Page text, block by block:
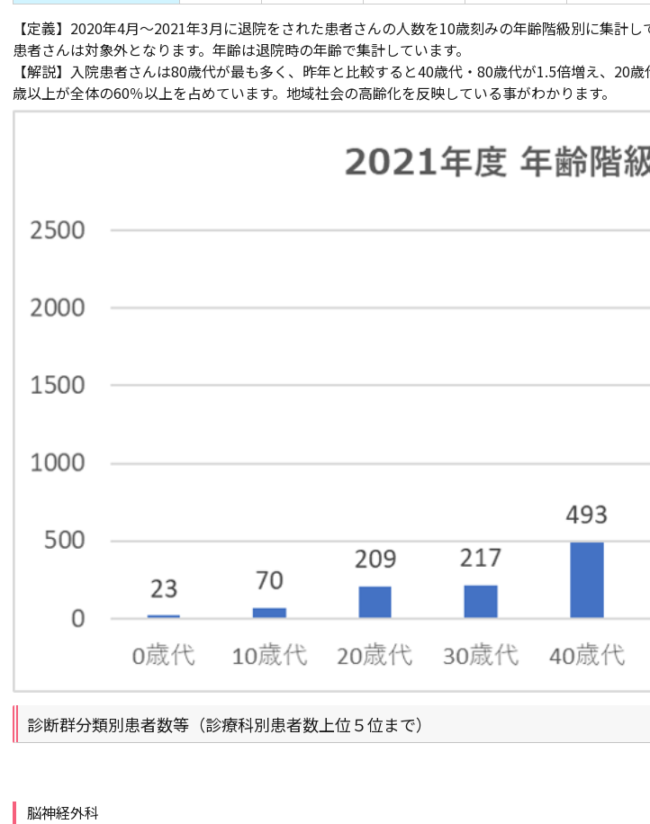
【定義】2020年4月～2021年3月に退院をされた患者さんの人数を10歳刻みの年齢階級別に集計
患者さんは対象外となります。年齢は退院時の年齢で集計しています。
【解説】入院患者さんは80歳代が最も多く、昨年と比較すると40歳代・80歳代が1.5倍増え、
歳以上が全体の60％以上を占めています。地域社会の高齢化を反映している事がわかります。
診断群分類別患者数等（診療科別患者数上位５位まで）
脳神経外科